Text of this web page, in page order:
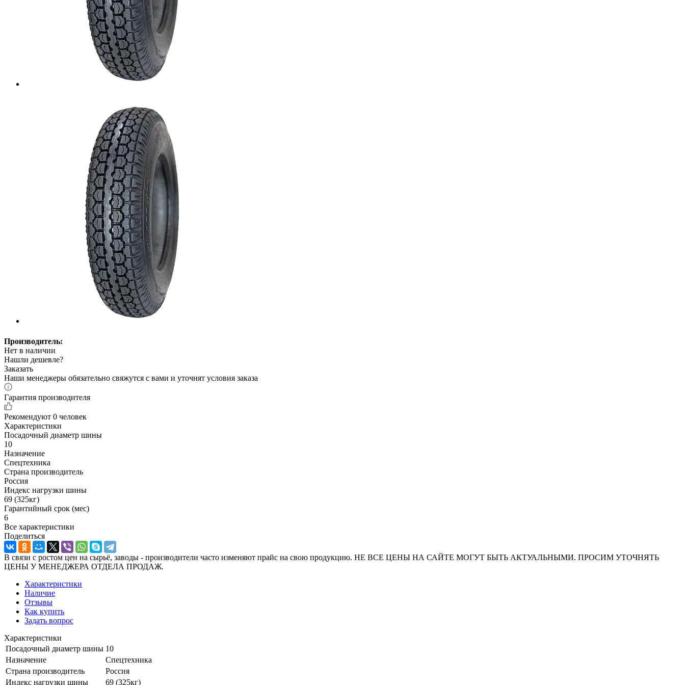
Производитель:
Нет в наличии
Нашли дешевле?
Заказать
Наши менеджеры обязательно свяжутся с вами и уточнят условия заказа
Гарантия производителя
Рекомендуют 0 человек
Характеристики
Посадочный диаметр шины
10
Назначение
Спецтехника
Страна производитель
Россия
Индекс нагрузки шины
69 (325кг)
Гарантийный срок (мес)
6
Все характеристики
Поделиться
В связи с ростом цен на сырьё, заводы - производители часто изменяют прайс на свою продукцию. НЕ ВСЕ ЦЕНЫ НА САЙТЕ МОГУТ БЫТЬ АКТУАЛЬНЫМИ. ПРОСИМ УТОЧНЯТЬ
ЦЕНЫ У МЕНЕДЖЕРА ОТДЕЛА ПРОДАЖ.
Характеристики
Наличие
Отзывы
Как купить
Задать вопрос
Характеристики
Посадочный диаметр шины 10
Назначение
Спецтехника
Страна производитель
Россия
Индекс нагрузки шины
69 (325кг)